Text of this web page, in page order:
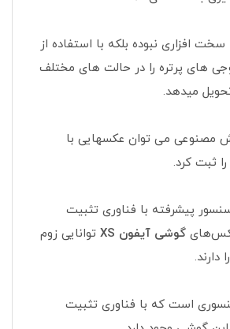
افزاری نبوده بلکه با استفاده از
های پرتره را در حالت های مختلف
میدهد.
مصنوعی می توان عکسهایی با
ثبت کرد.
پیشرفته با فناوری تثبیت
گوشی آیفون XS
توانایی زوم
دارند.
است که با فناوری تثبیت